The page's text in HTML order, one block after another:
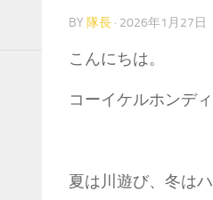
BY 隊長 · 2026年1月27日
こんにちは。
コーイケルホンデ
夏は川遊び、冬は